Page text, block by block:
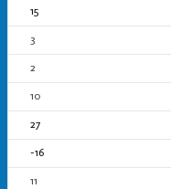
15
3
2
10
27
-16
11